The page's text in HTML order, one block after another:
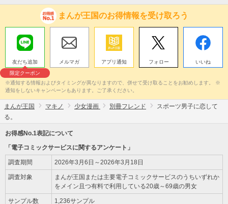
まんが王国のお得情報を受け取ろう
友だち追加
限定クーポン
メルマガ アプリ通知 フォロー いいね
※通知する情報およびタイミングが異なりますので、併せて受け取ることをお勧めします。 ※
通知をしないキャンペーンもあります。ご了承ください。
まんが王国 マキノ 少女漫画 別冊フレンド
スポーツ男子に恋して
る。
お得感No.1表記について
「電子コミックサービスに関するアンケート」
調査期間 2026年3月6日～2026年3月18日
調査対象
まんが王国または主要電子コミックサービスのうちいずれか
をメイン且つ有料で利用している20歳～69歳の男女
サンプル数 1,236サンプル